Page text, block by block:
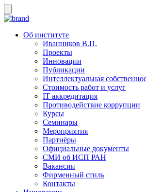
Об институте
Иванников В.П.
Проекты
Инновации
Публикации
Интеллектуальная
Стоимость работ и услуг
IT аккредитация
Противодействие коррупции
Курсы
Семинары
Мероприятия
Партнёры
Официальные документы
СМИ об ИСП РАН
Вакансии
Фирменный стиль
Контакты